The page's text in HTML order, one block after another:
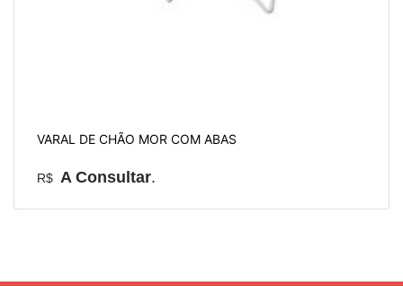
VARAL DE CHÃO MOR COM ABAS
R$ A Consultar.